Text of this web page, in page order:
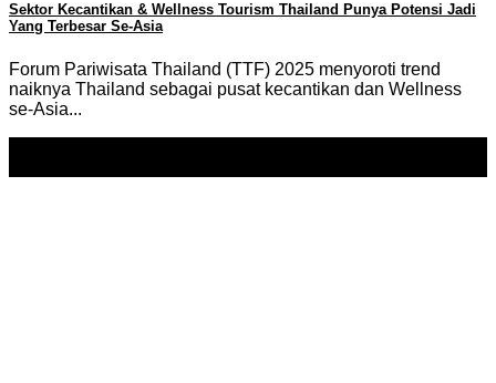
Sektor Kecantikan & Wellness Tourism Thailand Punya Potensi Jadi
Yang Terbesar Se-Asia
Forum Pariwisata Thailand (TTF) 2025 menyoroti trend
naiknya Thailand sebagai pusat kecantikan dan Wellness
se-Asia...